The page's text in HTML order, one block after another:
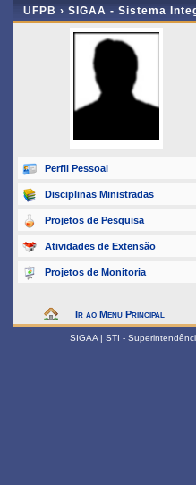
UFPB › SIGAA - Sistema
Perfil Pessoal
Disciplinas Ministradas
Projetos de Pesquisa
Atividades de Extensão
Projetos de Monitoria
Ir ao Menu Principal
SIGAA | STI -